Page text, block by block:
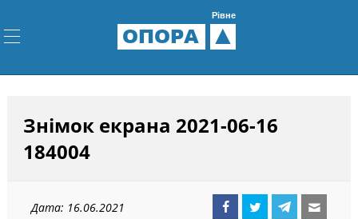
ОПОРА
Рівне
Знімок екрана 2021-06-16
184004
Дата: 16.06.2021